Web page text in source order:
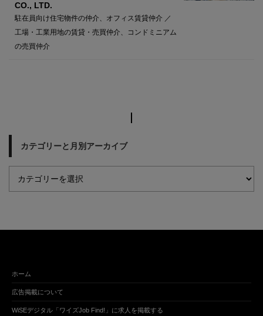
CO., LTD.
駐在員向け住宅物件の仲介、オフィス賃貸仲介 ／
工場・工業用地の賃貸・売買仲介、コンドミニアム
の売買仲介
カテゴリーと月別アーカイブ
ホーム
広告掲載について
WiSEデジタル「ワイズJob Find!」に求人を掲載する